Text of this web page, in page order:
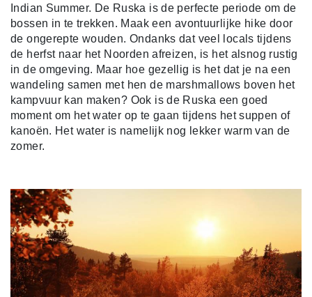
Indian Summer. De Ruska is de perfecte periode om de
bossen in te trekken. Maak een avontuurlijke hike door
de ongerepte wouden. Ondanks dat veel locals tijdens
de herfst naar het Noorden afreizen, is het alsnog rustig
in de omgeving. Maar hoe gezellig is het dat je na een
wandeling samen met hen de marshmallows boven het
kampvuur kan maken? Ook is de Ruska een goed
moment om het water op te gaan tijdens het suppen of
kanoën. Het water is namelijk nog lekker warm van de
zomer.